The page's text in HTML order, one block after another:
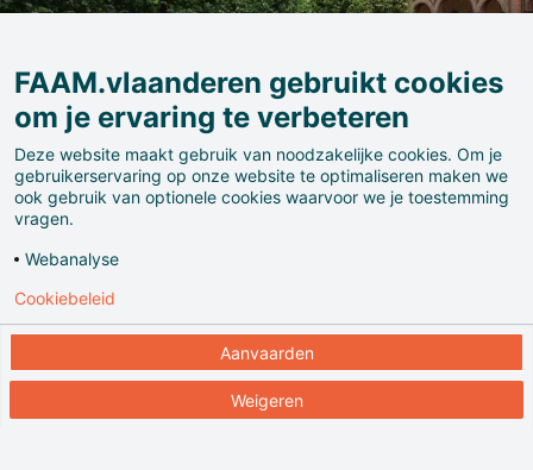
Wat is normaal, wat is abnormaal? De verhouding
tussen deze twee wisselt nogal eens, net als de
omgang met het (ab)normale. Die eeuwig actuele
problematiek is in Museum Dr. Guislain aan de orde.
FAAM.vlaanderen gebruikt cookies
om je ervaring te verbeteren
Deze website maakt gebruik van noodzakelijke cookies. Om je
gebruikerservaring op onze website te optimaliseren maken we
ook gebruik van optionele cookies waarvoor we je toestemming
vragen.
Webanalyse
Aanvaarden
Weigeren
Cookiebeleid